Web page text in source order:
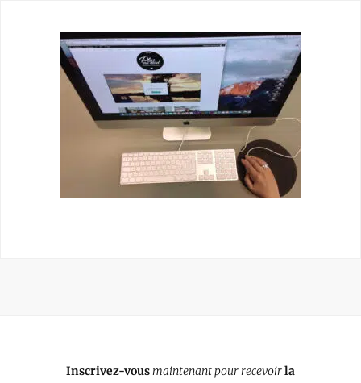
Inscrivez-vousmaintenant pour recevoirla